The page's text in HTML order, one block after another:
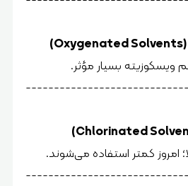
بسیار مؤثر.
امروز کمتر استفاده می‌شوند.